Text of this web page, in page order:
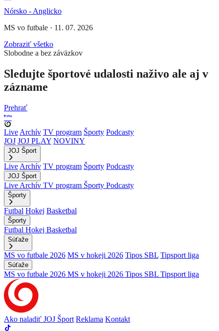
Nórsko - Anglicko
MS vo futbale · 11. 07. 2026
Zobraziť všetko
Slobodne a bez záväzkov
Sledujte športové udalosti naživo ale aj v
zázname
Prehrať
Live Archív TV program Športy Podcasty
JOJ JOJ PLAY NOVINY
JOJ Šport
Live Archív TV program Športy Podcasty
JOJ Šport
Live Archív TV program Športy Podcasty
Športy
Futbal Hokej Basketbal
Športy
Futbal Hokej Basketbal
Súťaže
MS vo futbale 2026 MS v hokeji 2026 Tipos SBL Tipsport liga
Súťaže
MS vo futbale 2026 MS v hokeji 2026 Tipos SBL Tipsport liga
Ako naladiť JOJ Šport Reklama Kontakt